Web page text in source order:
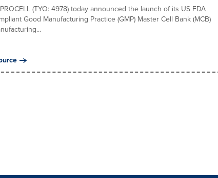
(TYO: 4978) today announced the launch of its US FDA
Good Manufacturing Practice (GMP) Master Cell Bank (MCB)